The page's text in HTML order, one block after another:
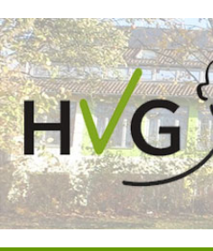
Inhalt
springen